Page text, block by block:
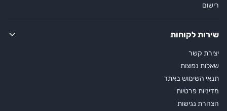
רישום
שירות לקוחות
יצירת קשר
שאלות נפוצות
תנאי השימוש באתר
מדיניות פרטיות
הצהרת נגישות